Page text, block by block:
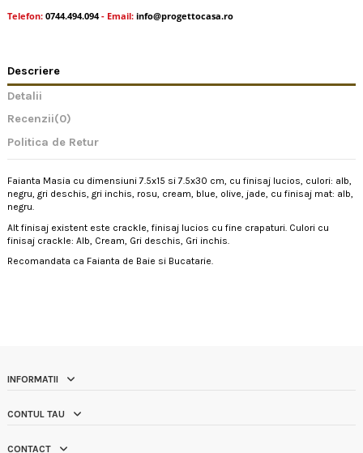
Telefon: 0744.494.094- Email: info@progettocasa.ro
Descriere
Detalii
Recenzii(0)
Politica de Retur
Faianta Masia cu dimensiuni 7.5x15 si 7.5x30 cm, cu finisaj lucios, culori: alb,
negru, gri deschis, gri inchis, rosu, cream, blue, olive, jade, cu finisaj mat: alb,
negru.
Alt finisaj existent este crackle, finisaj lucios cu fine crapaturi. Culori cu
finisaj crackle: Alb, Cream, Gri deschis, Gri inchis.
Recomandata ca Faianta de Baie si Bucatarie.
INFORMATII
CONTUL TAU
CONTACT